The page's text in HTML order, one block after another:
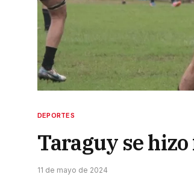
DEPORTES
Taraguy se
11 de mayo de 2024